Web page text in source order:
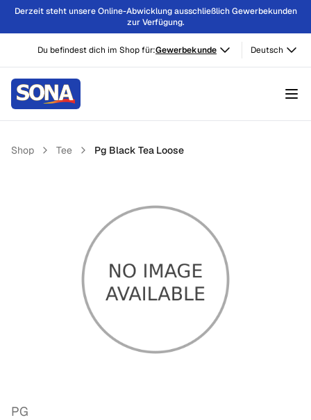
Derzeit steht unsere Online-Abwicklung ausschließlich Gewerbekunden
zur Verfügung.
Du befindest dich im Shop für:Gewerbekunde Deutsch
Shop Tee Pg Black Tea Loose
PG